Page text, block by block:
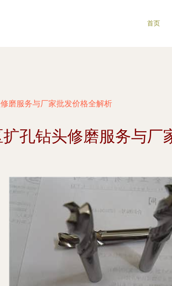
首页
磨服务与厂家批发价格全解析
孔钻头修磨服务与厂